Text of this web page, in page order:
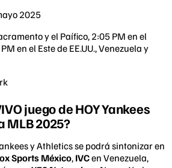
2025
y el Paífico, 2:05 PM en el
en el Este de EE.UU., Venezuela y
juego de HOY Yankees
MLB 2025?
y Athletics se podrá sintonizar en
Sports México, IVCen Venezuela,